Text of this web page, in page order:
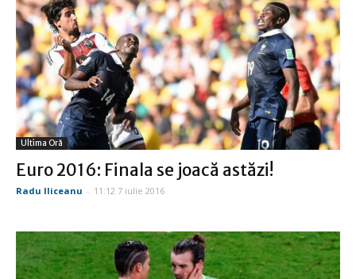
Ultima Oră
Euro 2016: Finala se joacă astăzi!
Radu Iliceanu - 11:12 7 iulie 2016